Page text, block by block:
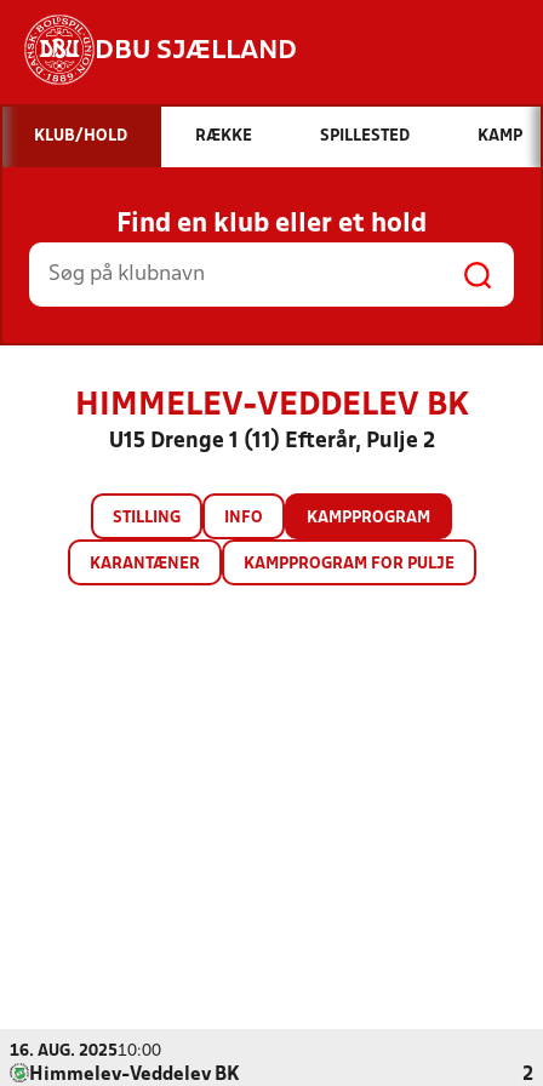
DBU SJÆLLAND
Hvad vil du søge efter?
INDHOLD OG NYHEDER
STILLINGER, RESULTATER, KLUBBER OG
HOLD
KLUB/HOLD RÆKKE SPILLESTED KAMP
Find en klub eller et hold
HIMMELEV-VEDDELEV BK
U15 Drenge 1 (11) Efterår, Pulje 2
STILLING INFO KAMPPROGRAM
KARANTÆNER KAMPPROGRAM FOR PULJE
16. AUG. 202510:00
Himmelev-Veddelev BK 2